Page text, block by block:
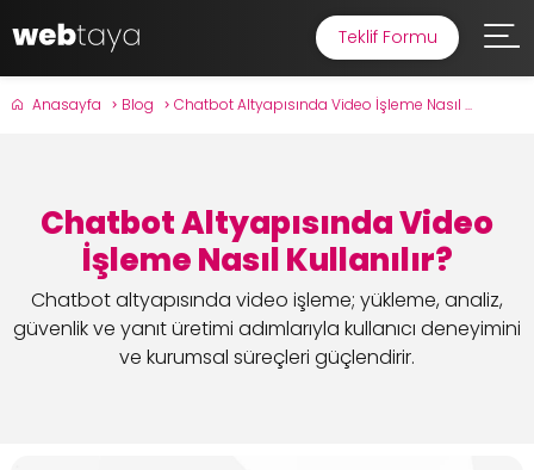
Teklif Formu
Anasayfa Blog Chatbot Altyapısında Video İşleme Nasıl ...
Chatbot Altyapısında Video
İşleme Nasıl Kullanılır?
Chatbot altyapısında video işleme; yükleme, analiz,
güvenlik ve yanıt üretimi adımlarıyla kullanıcı deneyimini
ve kurumsal süreçleri güçlendirir.